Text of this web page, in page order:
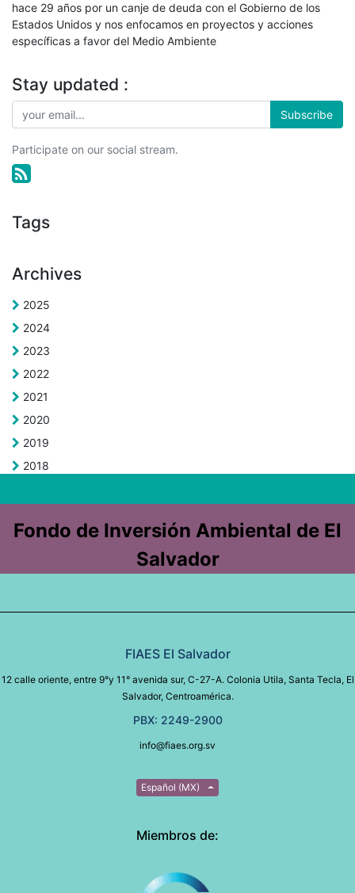
hace 29 años por un canje de deuda con el Gobierno de los
Estados Unidos y nos enfocamos en proyectos y acciones
específicas a favor del Medio Ambiente
Stay updated :
Subscribe
Participate on our social stream.
Tags
Archives
2025
2024
2023
2022
2021
2020
2019
2018
Fondo de Inversión Ambiental de El
Salvador
FIAES El Salvador
12 calle oriente, entre 9°y 11° avenida sur, C-27-A. Colonia Utila, Santa Tecla, El
Salvador, Centroamérica.
PBX: 2249-2900
info@fiaes.org.sv
Español (MX)
Miembros de: